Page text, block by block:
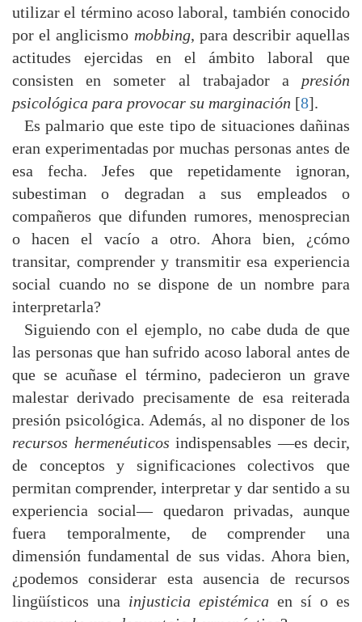
utilizar el término acoso laboral, también conocido
por el anglicismo mobbing, para describir aquellas
actitudes ejercidas en el ámbito laboral que
consisten en someter al trabajador a presión
psicológica para provocar su marginación [8].
Es palmario que este tipo de situaciones dañinas
eran experimentadas por muchas personas antes de
esa fecha. Jefes que repetidamente ignoran,
subestiman o degradan a sus empleados o
compañeros que difunden rumores, menosprecian
o hacen el vacío a otro. Ahora bien, ¿cómo
transitar, comprender y transmitir esa experiencia
social cuando no se dispone de un nombre para
interpretarla?
Siguiendo con el ejemplo, no cabe duda de que
las personas que han sufrido acoso laboral antes de
que se acuñase el término, padecieron un grave
malestar derivado precisamente de esa reiterada
presión psicológica. Además, al no disponer de los
recursos hermenéuticos indispensables —es decir,
de conceptos y significaciones colectivos que
permitan comprender, interpretar y dar sentido a su
experiencia social— quedaron privadas, aunque
fuera temporalmente, de comprender una
dimensión fundamental de sus vidas. Ahora bien,
¿podemos considerar esta ausencia de recursos
lingüísticos una injusticia epistémica en sí o es